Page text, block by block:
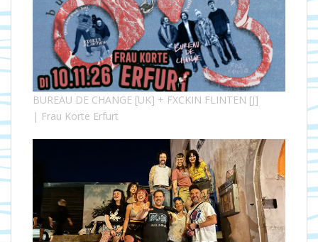
BUREAU DE CHANGE [UK] + FXCKIN FLINTEN [J]
| Frau Korte Erfurt